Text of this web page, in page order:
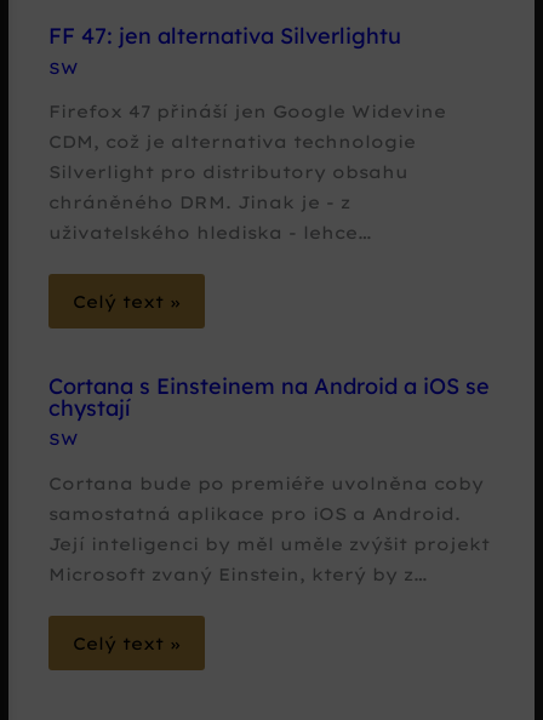
FF 47: jen alternativa Silverlightu
SW
Firefox 47 přináší jen Google Widevine
CDM, což je alternativa technologie
Silverlight pro distributory obsahu
chráněného DRM. Jinak je - z
uživatelského hlediska - lehce…
Celý text »
Cortana s Einsteinem na Android a iOS se
chystají
SW
Cortana bude po premiéře uvolněna coby
samostatná aplikace pro iOS a Android.
Její inteligenci by měl uměle zvýšit projekt
Microsoft zvaný Einstein, který by z…
Celý text »